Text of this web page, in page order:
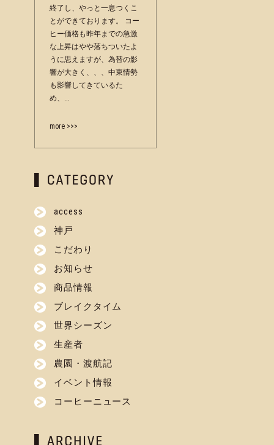
終了し、やっと一息つくこ
とができております。 コー
ヒー価格も昨年までの急激
な上昇はやや落ちついたよ
うに思えますが、為替の影
響が大きく、、、中東情勢
も影響してきているた
め、...
more >>>
access
神戸
こだわり
お知らせ
商品情報
ブレイクタイム
世界シーズン
生産者
農園・渡航記
イベント情報
コーヒーニュース